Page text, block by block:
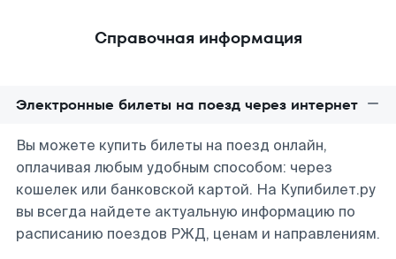
Справочная информация
Электронные билеты на поезд через интернет
Вы можете купить билеты на поезд онлайн,
оплачивая любым удобным способом: через
кошелек или банковской картой. На Купибилет.ру
вы всегда найдете актуальную информацию по
расписанию поездов РЖД, ценам и направлениям.